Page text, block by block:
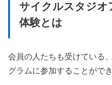
サイクルスタジオ
体験とは
会員の人たちも受けている
グラムに参加することができ